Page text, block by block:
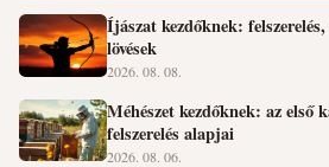
Íjászat kezdőknek:
lövések
2026. 08. 08.
Méhészet kezdőknek: az első
felszerelés alapjai
2026. 08. 06.